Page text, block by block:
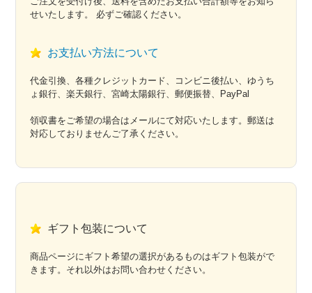
せいたします。 必ずご確認ください。
お支払い方法について
代金引換、各種クレジットカード、コンビニ後払い、ゆうち
ょ銀行、楽天銀行、宮崎太陽銀行、郵便振替、PayPal
領収書をご希望の場合はメールにて対応いたします。郵送は
対応しておりませんご了承ください。
ギフト包装について
商品ページにギフト希望の選択があるものはギフト包装がで
きます。それ以外はお問い合わせください。